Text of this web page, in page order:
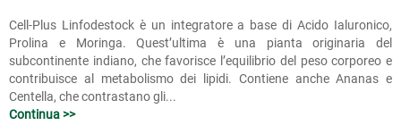
Cell-Plus Linfodestock è un integratore a base di Acido Ialuronico,
Prolina e Moringa. Quest’ultima è una pianta originaria del
subcontinente indiano, che favorisce l’equilibrio del peso corporeo e
contribuisce al metabolismo dei lipidi. Contiene anche Ananas e
Centella, che contrastano gli...
Continua >>